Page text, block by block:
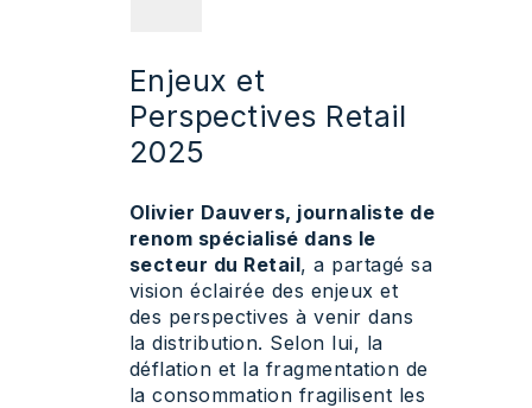
Enjeux et
Perspectives Retail
2025
Olivier Dauvers, journaliste de
renom spécialisé dans le
secteur du Retail, a partagé sa
vision éclairée des enjeux et
des perspectives à venir dans
la distribution. Selon lui, la
déflation et la fragmentation de
la consommation fragilisent les